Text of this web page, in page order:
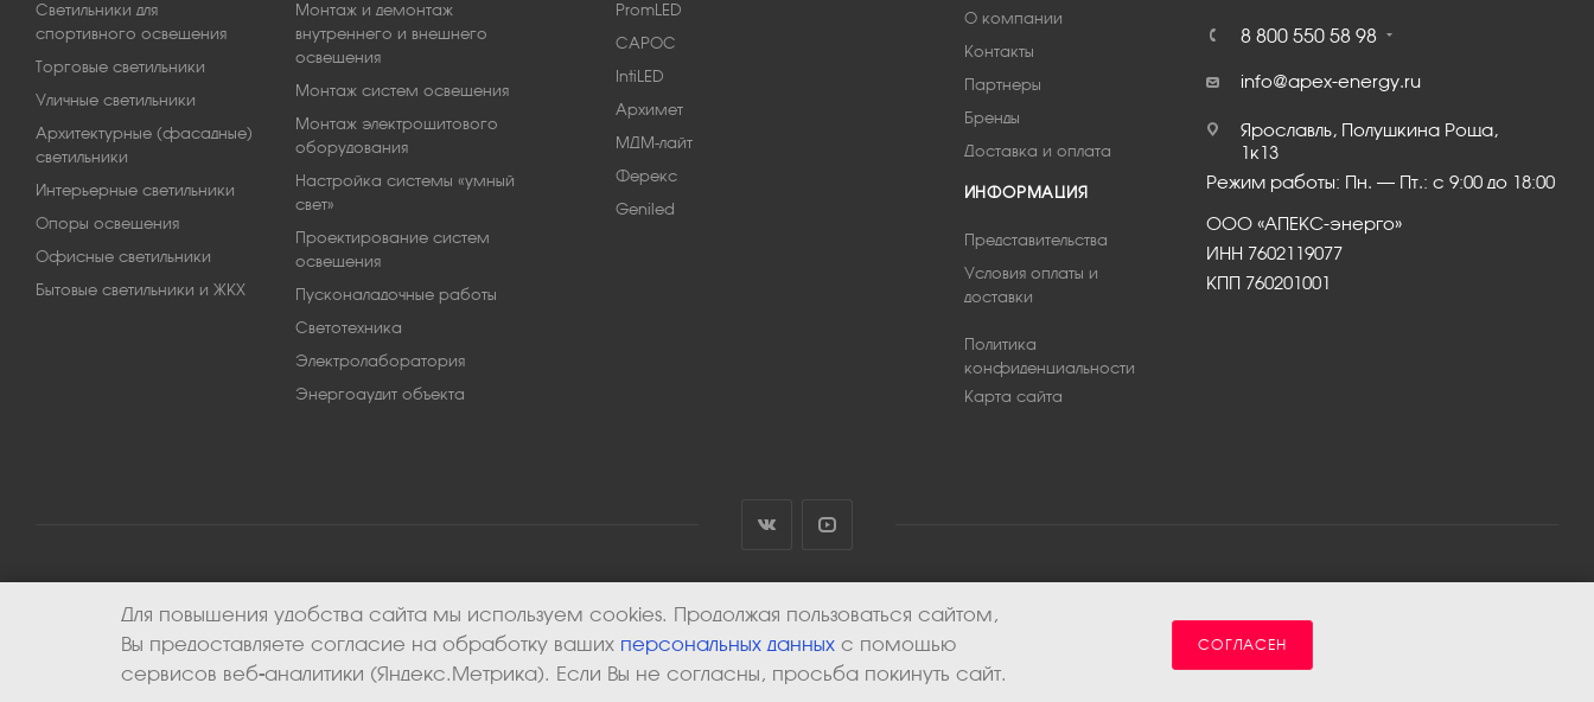
Светильники для
спортивного освещения
Торговые светильники
Уличные светильники
Архитектурные (фасадные)
светильники
Интерьерные светильники
Опоры освещения
Офисные светильники
Бытовые светильники и ЖКХ
Монтаж и демонтаж
внутреннего и внешнего
освещения
Монтаж систем освещения
Монтаж электрощитового
оборудования
Настройка системы «умный
свет»
Проектирование систем
освещения
Пусконаладочные работы
Светотехника
Электролаборатория
Энергоаудит объекта
PromLED
САРОС
IntiLED
Архимет
МДМ-лайт
Ферекс
Geniled
О компании
Контакты
Партнеры
Бренды
Доставка и оплата
ИНФОРМАЦИЯ
Представительства
Условия оплаты и
доставки
Политика
конфиденциальности
Карта сайта
8 800 550 58 98
info@apex-energy.ru
Ярославль, Полушкина Роща,
1к13
Режим работы: Пн. – Пт.: с 9:00 до 18:00
ООО «АПЕКС-энерго»
ИНН 7602119077
КПП 760201001
2026 © ООО «Апекс-энерго». Все права защищены.
Для повышения удобства сайта мы используем cookies. Продолжая пользоваться сайтом,
Вы предоставляете согласие на обработку ваших персональных данных с помощью
сервисов веб-аналитики (Яндекс.Метрика). Если Вы не согласны, просьба покинуть сайт.
СОГЛАСЕН